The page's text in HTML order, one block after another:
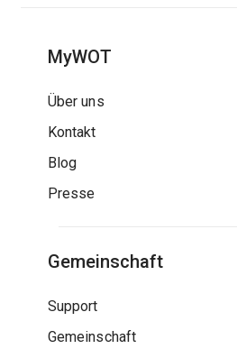
MyWOT
Über uns
Kontakt
Blog
Presse
Gemeinschaft
Support
Gemeinschaft